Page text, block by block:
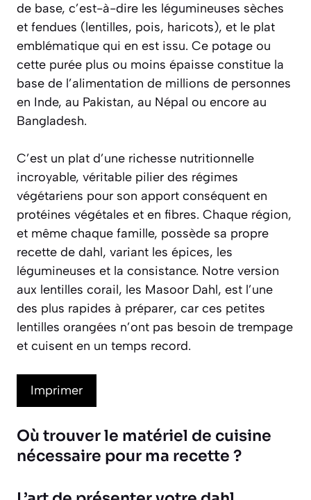
de base, c’est-à-dire les légumineuses sèches
et fendues (lentilles, pois, haricots), et le plat
emblématique qui en est issu. Ce potage ou
cette purée plus ou moins épaisse constitue la
base de l’alimentation de millions de personnes
en Inde, au Pakistan, au Népal ou encore au
Bangladesh.
C’est un plat d’une richesse nutritionnelle
incroyable, véritable pilier des régimes
végétariens pour son apport conséquent en
protéines végétales et en fibres. Chaque région,
et même chaque famille, possède sa propre
recette de dahl, variant les épices, les
légumineuses et la consistance. Notre version
aux lentilles corail, les Masoor Dahl, est l’une
des plus rapides à préparer, car ces petites
lentilles orangées n’ont pas besoin de trempage
et cuisent en un temps record.
Imprimer
Où trouver le matériel de cuisine
nécessaire pour ma recette ?